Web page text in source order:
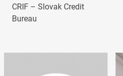
CRIF – Slovak Credit
Bureau